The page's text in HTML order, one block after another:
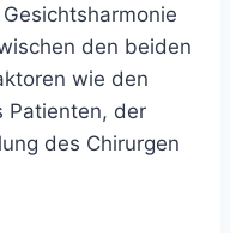
den beiden
wie den
Patienten, der
des Chirurgen